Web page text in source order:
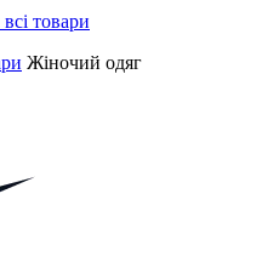
Жіночий одяг